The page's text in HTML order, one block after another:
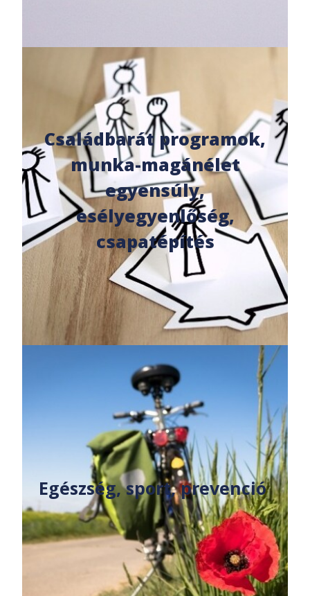
Családbarát programok,
munka-magánélet
egyensúly,
esélyegyenlőség,
csapatépítés
Egészség, sport, prevenció ​